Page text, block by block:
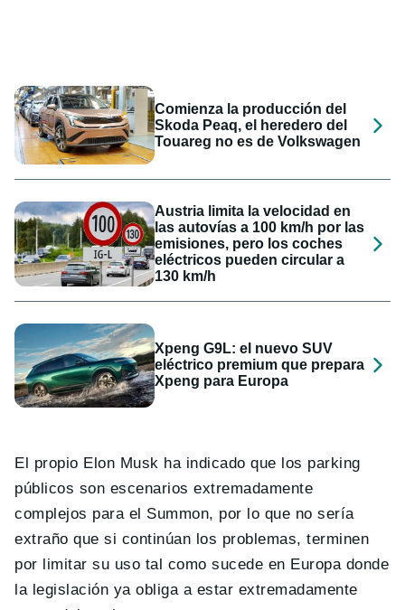
Comienza la producción del
Skoda Peaq, el heredero del
Touareg no es de Volkswagen
Austria limita la velocidad en
las autovías a 100 km/h por las
emisiones, pero los coches
eléctricos pueden circular a
130 km/h
Xpeng G9L: el nuevo SUV
eléctrico premium que prepara
Xpeng para Europa
El propio Elon Musk ha indicado que los parking
públicos son escenarios extremadamente
complejos para el Summon, por lo que no sería
extraño que si continúan los problemas, terminen
por limitar su uso tal como sucede en Europa donde
la legislación ya obliga a estar extremadamente